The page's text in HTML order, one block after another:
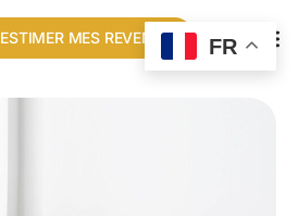
ESTIMER MES REVENUS FR